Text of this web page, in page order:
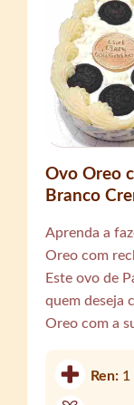
Ovo Oreo
Branco
Aprenda a
Oreo com
Este ovo de
quem deseja
Oreo com a
Ren: 1